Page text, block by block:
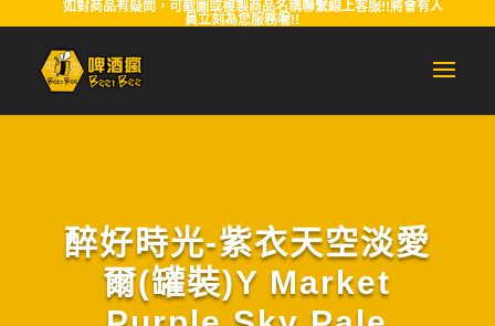
如對商品有疑問，可截圖或複製商品名稱聯繫線上客服!!將會有人
員立刻為您服務喔!!
醉好時光-紫衣天空淡愛
爾(罐裝)Y Market